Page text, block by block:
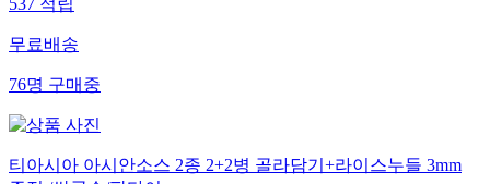
537적립
무료배송
76명구매중
티아시아 아시안소스 2종 2+2병 골라담기+라이스누들 3mm